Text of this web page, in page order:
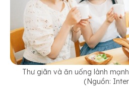
Thư giãn và ăn uống lành
(Nguồn: